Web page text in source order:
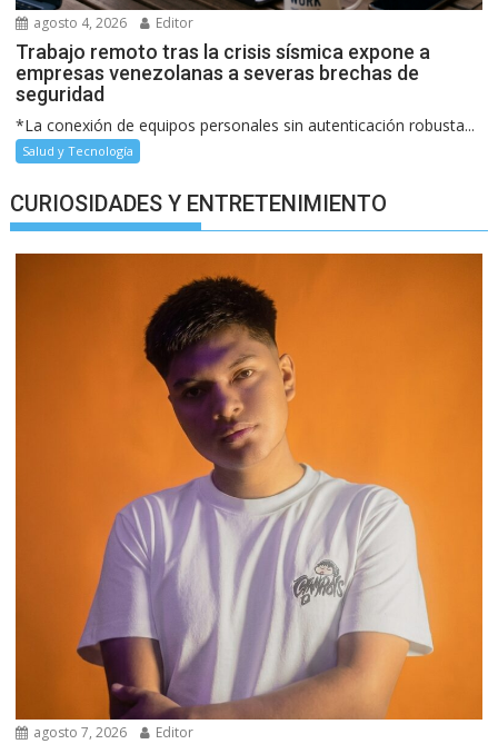
agosto 4, 2026 Editor
Trabajo remoto tras la crisis sísmica expone a
empresas venezolanas a severas brechas de
seguridad
*La conexión de equipos personales sin autenticación robusta...
Salud y Tecnología
CURIOSIDADES Y ENTRETENIMIENTO
agosto 7, 2026 Editor